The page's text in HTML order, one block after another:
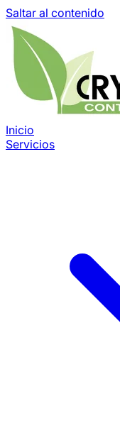
Saltar al contenido
Inicio
Servicios